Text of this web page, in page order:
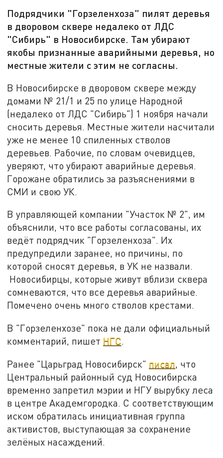
Подрядчики "Горзеленхоза" пилят деревья
в дворовом сквере недалеко от ЛДС
"Сибирь" в Новосибирске. Там убирают
якобы признанные аварийными деревья, но
местные жители с этим не согласны.
В Новосибирске в дворовом сквере между
домами № 21/1 и 25 по улице Народной
(недалеко от ЛДС "Сибирь") 1 ноября начали
сносить деревья. Местные жители насчитали
уже не менее 10 спиленных стволов
деревьев. Рабочие, по словам очевидцев,
уверяют, что убирают аварийные деревья.
Горожане обратились за разъяснениями в
СМИ и свою УК.
В управляющей компании "Участок № 2", им
объяснили, что все работы согласованы, их
ведёт подрядчик "Горзеленхоза". Их
предупредили заранее, но причины, по
которой сносят деревья, в УК не назвали.
Новосибирцы, которые живут вблизи сквера
сомневаются, что все деревья аварийные.
Помечено очень много стволов крестами.
В "Горзеленхозе" пока не дали официальный
комментарий, пишет НГС.
Ранее "Царьград Новосибирск" писал, что
Центральный районный суд Новосибирска
временно запретил мэрии и НГУ вырубку леса
в центре Академгородка. С соответствующим
иском обратилась инициативная группа
активистов, выступающая за сохранение
зелёных насаждений.